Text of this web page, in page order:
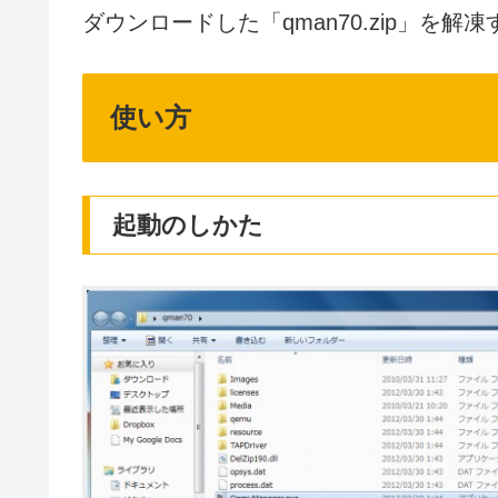
ダウンロードした「qman70.zip」を解凍
使い方
起動のしかた